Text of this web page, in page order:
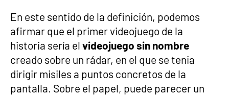
En este sentido de la definición, podemos
afirmar que el primer videojuego de la
historia sería el videojuego sin nombre
creado sobre un rádar, en el que se tenia
dirigir misiles a puntos concretos de la
pantalla. Sobre el papel, puede parecer un